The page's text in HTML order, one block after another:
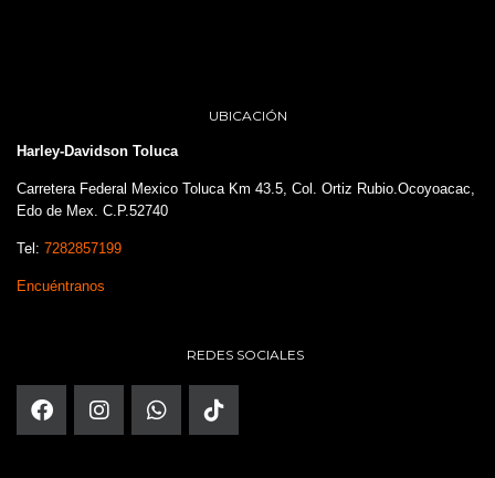
UBICACIÓN
Harley-Davidson Toluca
Carretera Federal Mexico Toluca Km 43.5, Col. Ortiz Rubio.Ocoyoacac,
Edo de Mex. C.P.52740
Tel: 7282857199
Encuéntranos
REDES SOCIALES